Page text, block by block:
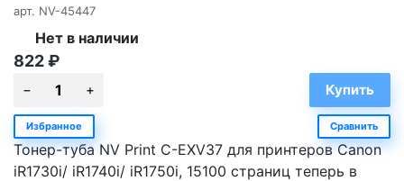
арт. NV-45447
Нет в наличии
822₽
Избранное Сравнить
Тонер-туба NV Print C-EXV37 для принтеров Canon
iR1730i/ iR1740i/ iR1750i, 15100 страниц теперь в